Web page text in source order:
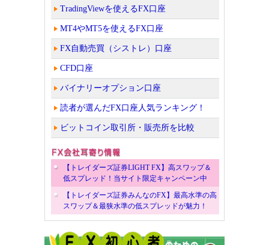
TradingViewを使えるFX口座
MT4やMT5を使えるFX口座
FX自動売買（シストレ）口座
CFD口座
バイナリーオプション口座
読者が選んだFX口座人気ランキング！
ビットコイン取引所・販売所を比較
【トレイダーズ証券LIGHT FX】高スワップ＆
低スプレッド！当サイト限定キャンペーン中
【トレイダーズ証券みんなのFX】最高水準の高
スワップ＆最狭水準の低スプレッドが魅力！